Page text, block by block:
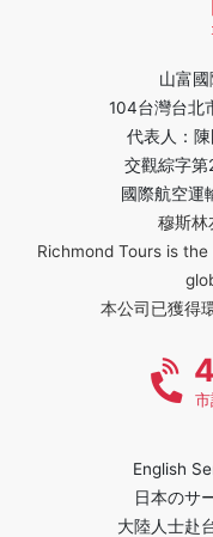
山富
104台灣台北
代表人：
交觀綜字
國際航空運
穆斯林
Richmond Tours is
本公司已獲得
English
日本のサ
大陸人士赴